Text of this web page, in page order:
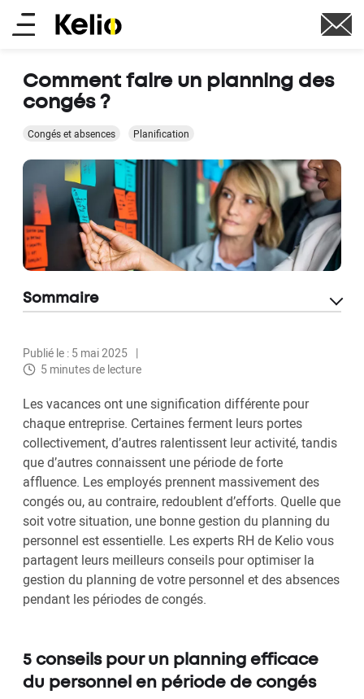
Aller
auMain
Comment faire un planning des
congés ?
Congés et absences Planification
Publié le : 5 mai 2025
5 minutes de lecture
Les vacances ont une signification différente pour
chaque entreprise. Certaines ferment leurs portes
collectivement, d’autres ralentissent leur activité, tandis
que d’autres connaissent une période de forte
affluence. Les employés prennent massivement des
congés ou, au contraire, redoublent d’efforts. Quelle que
soit votre situation, une bonne gestion du planning du
personnel est essentielle. Les experts RH de Kelio vous
partagent leurs meilleurs conseils pour optimiser la
gestion du planning de votre personnel et des absences
pendant les périodes de congés.
5 conseils pour un planning efficace
du personnel en période de congés
Sommaire